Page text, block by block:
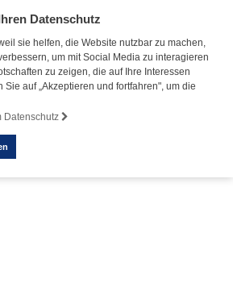
Datenschutz
sie helfen, die Website nutzbar zu machen,
um mit Social Media zu interagieren
zu zeigen, die auf Ihre Interessen
auf „Akzeptieren und fortfahren", um die
Datenschutz